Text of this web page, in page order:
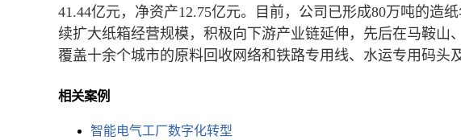
41.44亿元，净资产12.75亿元。目前，公司已形成80万吨的造
续扩大纸箱经营规模，积极向下游产业链延伸，先后在马鞍
覆盖十余个城市的原料回收网络和铁路专用线、水运专用码头
相关案例
智能电气工厂数字化转型